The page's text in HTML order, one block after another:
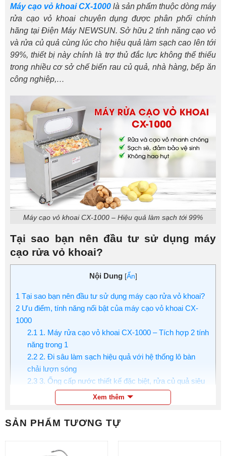
Máy cạo vỏ khoai CX-1000 là sản phẩm thuộc dòng máy
rửa cạo vỏ khoai chuyên dụng được phân phối chính
hãng tại Điện Máy NEWSUN. Sở hữu 2 tính năng cạo vỏ
và rửa củ quả cùng lúc cho hiệu quả làm sạch cao lên tới
99%, thiết bị này chính là trợ thủ đắc lực không thể thiếu
trong nhiều cơ sở chế biến rau củ quả, nhà hàng, bếp ăn
công nghiệp,…
Máy cạo vỏ khoai CX-1000 – Hiệu quả làm sạch tới 99%
Tại sao bạn nên đầu tư sử dụng máy
cạo rửa vỏ khoai?
Nội Dung [Ẩn]
1 Tại sao bạn nên đầu tư sử dụng máy cạo rửa vỏ khoai?
2 Ưu điểm, tính năng nổi bật của máy cạo vỏ khoai CX-
1000
2.1 1. Máy rửa cạo vỏ khoai CX-1000 – Tích hợp 2 tính
năng trong 1
2.22. Đi sâu làm sạch hiệu quả với hệ thống lô bàn
chải lượn sóng
2.33. Ống cấp nước thiết kế đặc biệt, rửa củ quả siêu
tiết kiệm nước
4. Cạo vỏ củ quả nhanh chóng với hệ thống động
cơ mạnh mẽ
5. Vận hành dễ dàng với hệ thống điều khiển đơn
6. Sử dụng bền bỉ nhờ được làm từ chất liệu cao
Xem thêm
SẢN PHẨM TƯƠNG TỰ